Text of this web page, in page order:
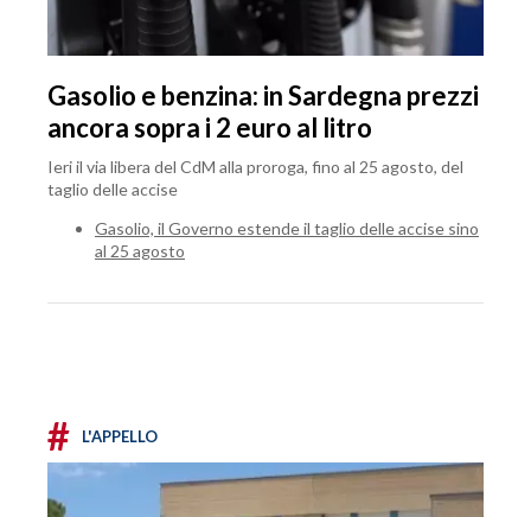
Gasolio e benzina: in Sardegna prezzi
ancora sopra i 2 euro al litro
Ieri il via libera del CdM alla proroga, fino al 25 agosto, del
taglio delle accise
Gasolio, il Governo estende il taglio delle accise sino
al 25 agosto
# L'APPELLO